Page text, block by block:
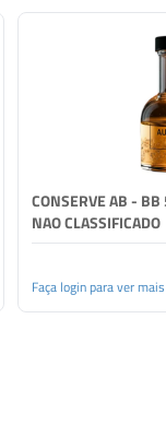
CONSERVE AB -
NAO CLASSIFICADO
Faça login para ver